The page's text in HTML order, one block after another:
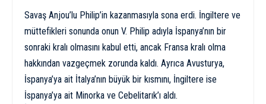
Savaş Anjou’lu Philip’in kazanmasıyla sona erdi. İngiltere ve
müttefikleri sonunda onun V. Philip adıyla İspanya’nın bir
sonraki kralı olmasını kabul etti, ancak Fransa kralı olma
hakkından vazgeçmek zorunda kaldı. Ayrıca Avusturya,
İspanya’ya ait İtalya’nın büyük bir kısmını, İngiltere ise
İspanya’ya ait Minorka ve Cebelitarık’ı aldı.